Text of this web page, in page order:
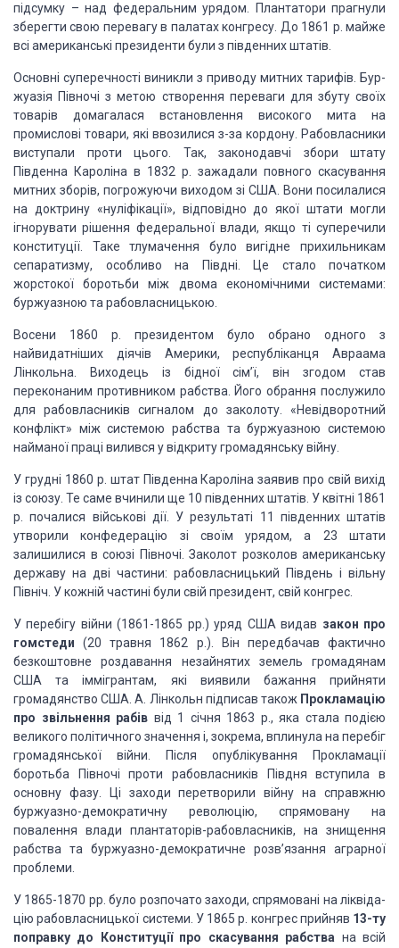
підсумку – над федеральним урядом. Плантатори праг­нули
зберегти свою перевагу в палатахконгресу. До 1861 р. майже
всі американські президенти були з південних штатів.
Основні суперечності виникли з приводу митних тарифів.
Бур­
жуазія Півночі з метою створення переваги для збуту своїх
товарів домагалася встановлення високого мита на
промислові товари, які ввозилися з-за кордону. Рабовласники
виступали проти цього. Так, законодавчі збори штату
Південна Кароліна в 1832 р. зажадали повного скасування
митних зборів, погрожуючи виходом зі США. Вони посилалися
на доктрину «нуліфікації», відповідно до якої штати могли
ігнорувати рішення федеральної влади, якщо ті супе­речили
конституції. Таке тлумачення було вигідне прихильникам
сепаратизму, особливо на Півдні. Це стало початком
жорстокої боротьби між двома економічними системами:
буржуазною та рабовласницькою.
Восени 1860 р. президентом було обрано одного з
найвидатніших діячів Америки, республіканця Авраама
Лінкольна. Вихо­дець із бідної сім’ї, він згодом став
переконаним противником рабства. Його обрання послужило
для рабовласників сигналом до заколоту. «Невідворотний
конфлікт» між системою рабства та буржуазною системою
найманої праці вилився у відкритугромадянську війну.
У грудні 1860 р. штат Південна Кароліна заявив про свій вихід
із союзу. Те саме вчинили ще 10 південних штатів. У квітні 1861
р.
почалися військові дії. У результаті 11 південних штатів
утворили конфедерацію зі своїм урядом, а 23 штати
залишилися в союзі Півночі. Заколот розколов американську
державу на дві частини: рабовласницький Південь і вільну
Північ. Укожній частині були свій президент, свій конгрес.
У перебігу війни (1861-1865 рр.) уряд США видав закон про
гомстеди (20 травня 1862 р.). Він передбачав фактично
безкоштов­не роздавання незайнятих земель громадянам
США та іммігрантам, які виявили бажання прийняти
громадянство США. А. Лінкольн підписав також Прокламацію
про звільнення рабів від 1 січня 1863 р., яка стала подією
великого політичного значення і, зокрема, вплинула на перебіг
громадянської війни. Після опублікування Прокламації
боротьба Півночі проти рабовласників Півдня всту­пила в
основну фазу. Ці заходи перетворили війну на справжню
буржуазно-демократичну революцію, спрямовану на
повалення влади плантаторів-рабовласників, на знищення
рабства та буржуаз­но-демократичне розв’язання аграрної
проблеми.
У 1865-1870 рр. було розпочато заходи, спрямовані на ліквіда­
цію рабовласницької системи. У1865 р. конгрес прийняв 13-ту
поправку до Конституції про скасування рабства на всій